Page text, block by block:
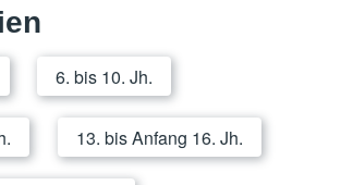
6. bis 10. Jh.
13. bis Anfang 16. Jh.